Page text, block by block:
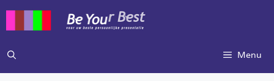
inhoud
Menu